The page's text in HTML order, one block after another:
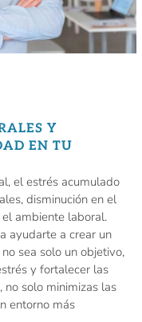
Y
EN TU
el estrés acumulado
disminución en el
ambiente laboral.
ayudarte a crear un
sea solo un objetivo,
y fortalecer las
solo minimizas las
entorno más